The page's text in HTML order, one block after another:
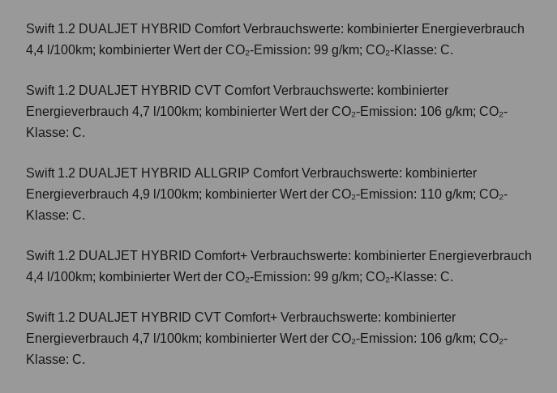
Swift 1.2 DUALJET HYBRID ComfortVerbrauchswerte: kombinierter Energieverbrauch
4,4 l/100km; kombinierter Wert der CO₂-Emission: 99 g/km; CO₂-Klasse: C.
Swift 1.2 DUALJET HYBRID CVT ComfortVerbrauchswerte: kombinierter
Energieverbrauch 4,7 l/100km; kombinierter Wert der CO₂-Emission: 106 g/km; CO₂-
Klasse: C.
Swift 1.2 DUALJET HYBRID ALLGRIP ComfortVerbrauchswerte: kombinierter
Energieverbrauch 4,9 l/100km; kombinierter Wert der CO₂-Emission: 110 g/km; CO₂-
Klasse: C.
Swift 1.2 DUALJET HYBRID Comfort+ Verbrauchswerte: kombinierter Energieverbrauch
4,4 l/100km; kombinierter Wert der CO₂-Emission: 99 g/km; CO₂-Klasse: C.
Swift 1.2 DUALJET HYBRID CVT Comfort+ Verbrauchswerte: kombinierter
Energieverbrauch 4,7 l/100km; kombinierter Wert der CO₂-Emission: 106 g/km; CO₂-
Klasse: C.